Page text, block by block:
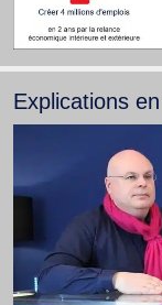
Explications